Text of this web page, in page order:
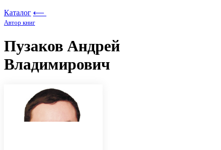
Каталог ⟵
Автор книг
Пузаков Андрей
Владимирович